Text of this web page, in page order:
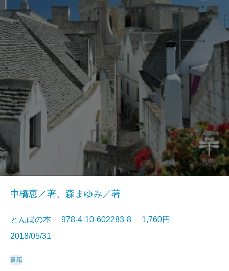
中橋恵／著、森まゆみ／著
とんぼの本 978-4-10-602283-8 1,760円
2018/05/31
書籍